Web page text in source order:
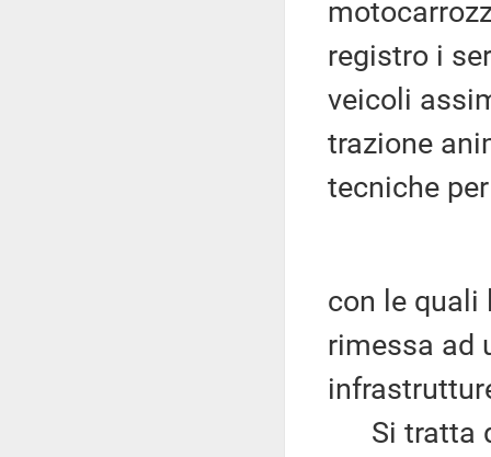
registro i
veicoli
trazione
tecniche
con le quali
rimessa ad
Si tratta